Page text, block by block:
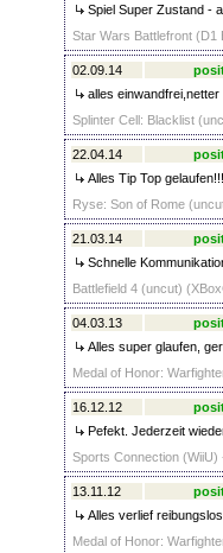
Spiel Super Zustand -
Star Wars Battlefront (D1
02.09.14
alles
Splinter Cell: Blacklist
22.04.14
Alles Tip Top gelaufen!!!
Ryse: Son of Rome
21.03.14
Schnelle
Battlefield 4 (uncut)
04.03.13
Alles super glaufen,
Medal of Honor:
16.12.12
Pefekt. Jederzeit
Sports Connection (WiiU)
13.11.12
Alles verlief
Medal of Honor: